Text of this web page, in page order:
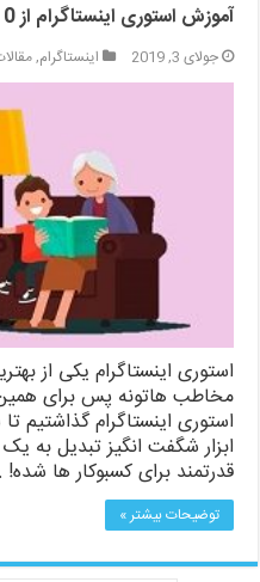
آموزش استوری اینستاگرام از 0 تا 100
جولای 3, 2019 اینستاگرام,
استوری اینستاگرام یکی از
مخاطب هاتونه پس برای
استوری اینستاگرام گذاشتیم
ابزار شگفت انگیز تبدیل به
قدرتمند برای کسبوکار ها
توضیحات بیشتر »